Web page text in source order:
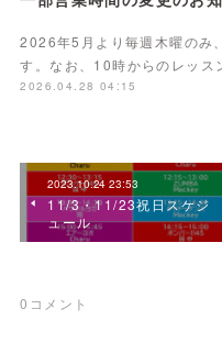
2026年5月より毎週木曜のみ
す。なお、10時からのレッス
2026.04.28 04:15
2023.10.24 23:53
11/3・11/23祝日スケジ
ュール
0 コメント